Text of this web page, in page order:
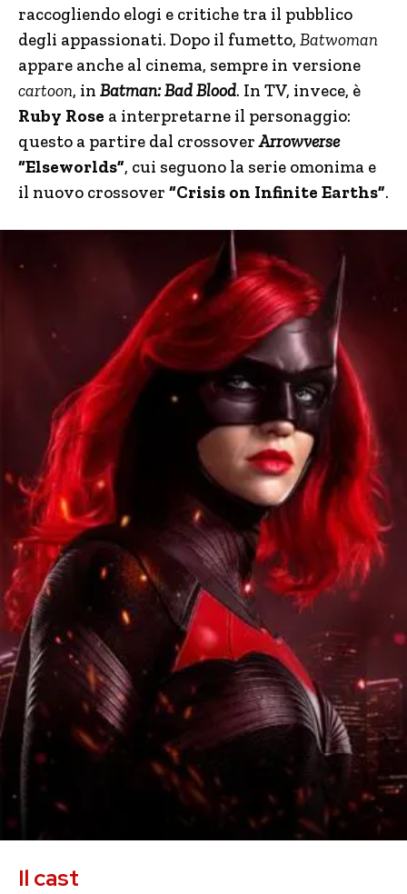
raccogliendo elogi e critiche tra il pubblico
degli appassionati. Dopo il fumetto, Batwoman
appare anche al cinema, sempre in versione
cartoon, in Batman: Bad Blood. In TV, invece, è
Ruby Rose a interpretarne il personaggio:
questo a partire dal crossoverArrowverse
“Elseworlds”, cui seguono la serie omonima e
il nuovo crossover “Crisis on Infinite Earths”.
Il cast